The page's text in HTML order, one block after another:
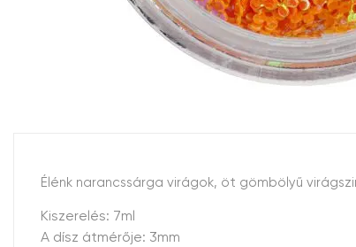
Élénk narancssárga virágok, öt gömbölyű
Kiszerelés: 7ml
A dísz átmérője: 3mm